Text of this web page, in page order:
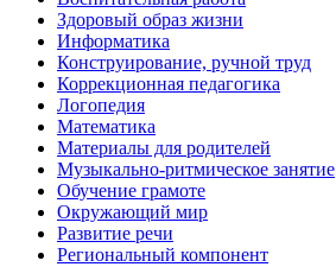
Здоровый образ жизни
Информатика
Конструирование, ручной труд
Коррекционная педагогика
Логопедия
Математика
Материалы для родителей
Музыкально-ритмическое занятие
Обучение грамоте
Окружающий мир
Развитие речи
Региональный компонент